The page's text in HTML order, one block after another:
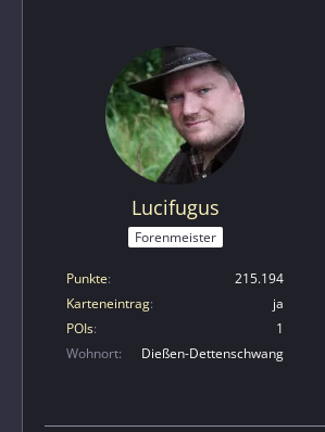
Lucifugus
Forenmeister
Punkte
215.194
Karteneintrag
ja
POIs
1
Wohnort
Dießen-Dettenschwang